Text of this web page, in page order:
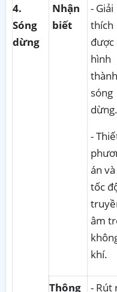
4.
Sóng
dừng
Nhận
biết
- Giải
thích
được
hình
thành
sóng
dừng.
-
án
tốc
âm
khí.
Thông - Rút